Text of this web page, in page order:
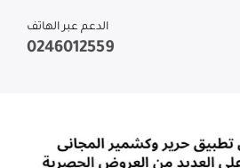
الدعم عبر الهاتف
0246012559